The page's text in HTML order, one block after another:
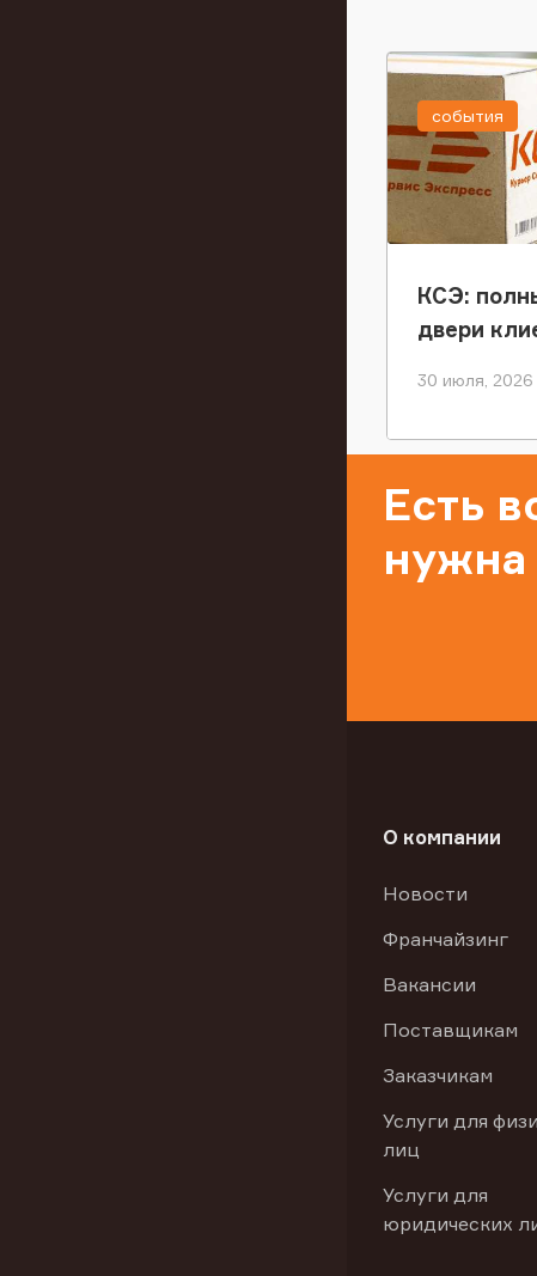
КСЭ:
двери
30 июля, 2026
события
Есть
О компании
Новости
Франчайзинг
Вакансии
Поставщикам
Заказчикам
Услуги для
лиц
Услуги для
юридических